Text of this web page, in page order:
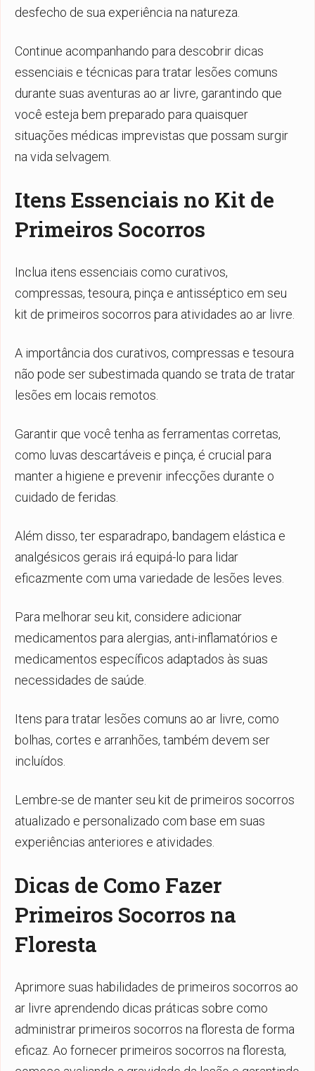
desfecho de sua experiência na natureza.
Continue acompanhando para descobrir dicas
essenciais e técnicas para tratar lesões comuns
durante suas aventuras ao ar livre, garantindo que
você esteja bem preparado para quaisquer
situações médicas imprevistas que possam surgir
na vida selvagem.
Itens Essenciais no Kit de
Primeiros Socorros
Inclua itens essenciais como curativos,
compressas, tesoura, pinça e antisséptico em seu
kit de primeiros socorros para atividades ao ar livre.
A importância dos curativos, compressas e tesoura
não pode ser subestimada quando se trata de tratar
lesões em locais remotos.
Garantir que você tenha as ferramentas corretas,
como luvas descartáveis e pinça, é crucial para
manter a higiene e prevenir infecções durante o
cuidado de feridas.
Além disso, ter esparadrapo, bandagem elástica e
analgésicos gerais irá equipá-lo para lidar
eficazmente com uma variedade de lesões leves.
Para melhorar seu kit, considere adicionar
medicamentos para alergias, anti-inflamatórios e
medicamentos específicos adaptados às suas
necessidades de saúde.
Itens para tratar lesões comuns ao ar livre, como
bolhas, cortes e arranhões, também devem ser
incluídos.
Lembre-se de manter seu kit de primeiros socorros
atualizado e personalizado com base em suas
experiências anteriores e atividades.
Dicas de Como Fazer
Primeiros Socorros na
Floresta
Aprimore suas habilidades de primeiros socorros ao
ar livre aprendendo dicas práticas sobre como
administrar primeiros socorros na floresta de forma
eficaz. Ao fornecer primeiros socorros na floresta,